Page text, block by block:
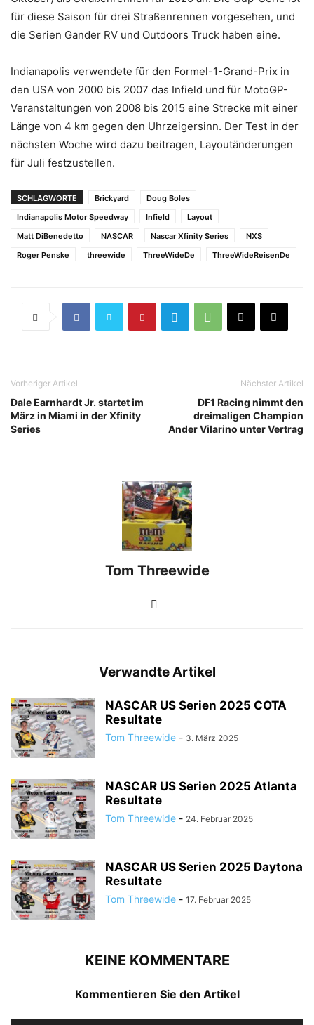
für diese Saison für drei Straßenrennen vorgesehen, und
die Serien Gander RV und Outdoors Truck haben eine.
Indianapolis verwendete für den Formel-1-Grand-Prix in
den USA von 2000 bis 2007 das Infield und für MotoGP-
Veranstaltungen von 2008 bis 2015 eine Strecke mit einer
Länge von 4 km gegen den Uhrzeigersinn. Der Test in der
nächsten Woche wird dazu beitragen, Layoutänderungen
für Juli festzustellen.
SCHLAGWORTE Brickyard
Doug Boles
Indianapolis Motor Speedway
Infield
Layout
Matt DiBenedetto
NASCAR Nascar Xfinity Series
NXS
Roger Penske
threewide ThreeWideDe ThreeWideReisenDe
Vorheriger Artikel
Dale Earnhardt Jr. startet im
März in Miami in der Xfinity
Series
Nächster Artikel
DF1 Racing nimmt den
dreimaligen Champion
Ander Vilarino unter Vertrag
Tom Threewide
Verwandte Artikel
NASCAR US Serien 2025 COTA
Resultate
Tom Threewide - 3. März 2025
NASCAR US Serien 2025 Atlanta
Resultate
Tom Threewide - 24. Februar 2025
NASCAR US Serien 2025 Daytona
Resultate
Tom Threewide - 17. Februar 2025
KEINE KOMMENTARE
Kommentieren Sie den Artikel